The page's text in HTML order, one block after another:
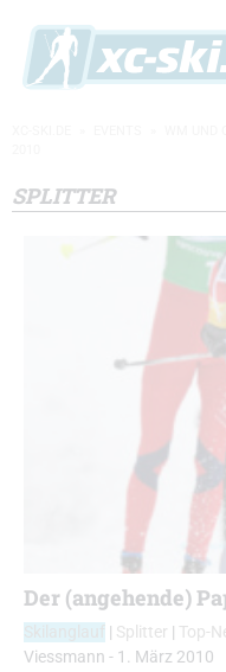
SPLITTER
Der (angehende)
| Splitter | Top-
Viessmann - 1. März 2010